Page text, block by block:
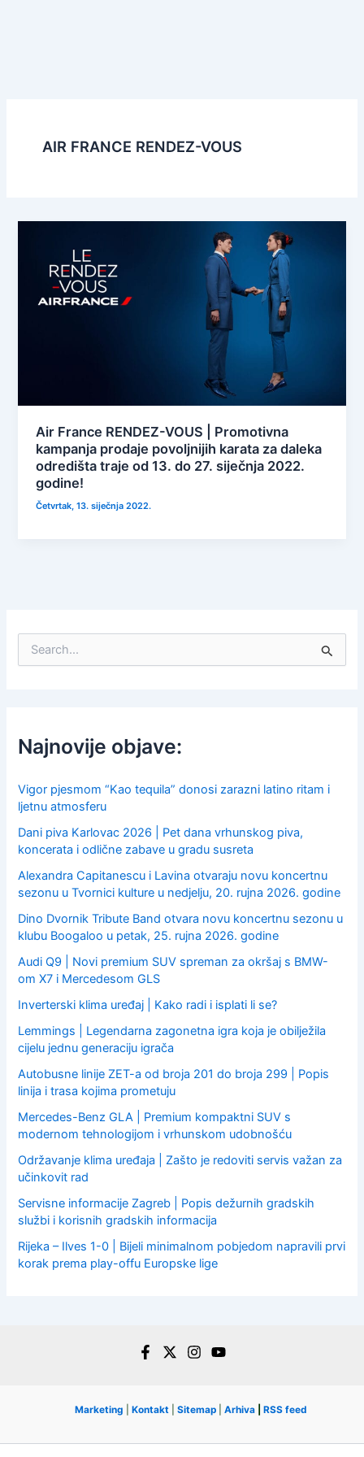
AIR FRANCE RENDEZ-VOUS
Air France RENDEZ-VOUS | Promotivna
kampanja prodaje povoljnijih karata za daleka
odredišta traje od 13. do 27. siječnja 2022.
godine!
Četvrtak, 13. siječnja 2022.
f
o
:
Najnovije objave:
Vigor pjesmom “Kao tequila” donosi zarazni latino ritam i
ljetnu atmosferu
Dani piva Karlovac 2026 | Pet dana vrhunskog piva,
koncerata i odlične zabave u gradu susreta
Alexandra Capitanescu i Lavina otvaraju novu koncertnu
sezonu u Tvornici kulture u nedjelju, 20. rujna 2026. godine
Dino Dvornik Tribute Band otvara novu koncertnu sezonu u
klubu Boogaloo u petak, 25. rujna 2026. godine
Audi Q9 | Novi premium SUV spreman za okršaj s BMW-
om X7 i Mercedesom GLS
Inverterski klima uređaj | Kako radi i isplati li se?
Lemmings | Legendarna zagonetna igra koja je obilježila
cijelu jednu generaciju igrača
Autobusne linije ZET-a od broja 201 do broja 299 | Popis
linija i trasa kojima prometuju
Mercedes-Benz GLA | Premium kompaktni SUV s
modernom tehnologijom i vrhunskom udobnošću
Održavanje klima uređaja | Zašto je redoviti servis važan za
učinkovit rad
Servisne informacije Zagreb | Popis dežurnih gradskih
službi i korisnih gradskih informacija
Rijeka – Ilves 1-0 | Bijeli minimalnom pobjedom napravili prvi
korak prema play-offu Europske lige
Marketing Kontakt Sitemap Arhiva RSS feed